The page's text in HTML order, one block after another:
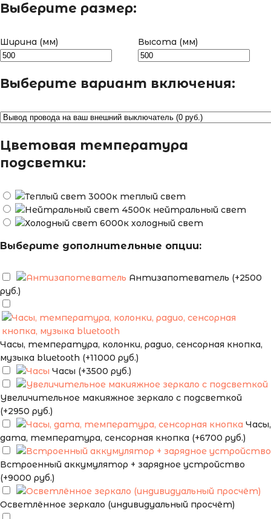
Выберите размер:
Ширина (мм) Высота (мм)
Выберите вариант включения:
Цветовая температура
подсветки:
теплый свет
нейтральный свет
холодный свет
Выберите дополнительные опции:
Антизапотеватель (+2500
руб.)
Часы, температура, колонки, радио, сенсорная кнопка,
музыка bluetooth (+11000 руб.)
Часы (+3500 руб.)
Увеличительное макияжное зеркало с подсветкой
(+2950 руб.)
Часы,
дата, температура, сенсорная кнопка (+6700 руб.)
Встроенный аккумулятор + зарядное устройство
(+9000 руб.)
Осветлённое зеркало (индивидуальный просчёт)